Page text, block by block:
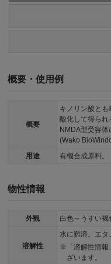
概要・使用例
概要
キノリン酸と
酸化して得られ
NMDA型受容体
(Wako
用途
有機合成原料。
物性情報
外観 白色～うすい褐
溶解性
水に難溶。エタ
「溶解性情
ざいます。